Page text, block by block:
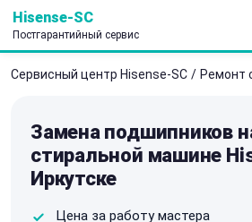
Hisense-SC
Постгарантийный сервис
Сервисный центр Hisense-SC / Ремонт
Замена подшипников
стиральной машине
Иркутске
Цена за работу мастера